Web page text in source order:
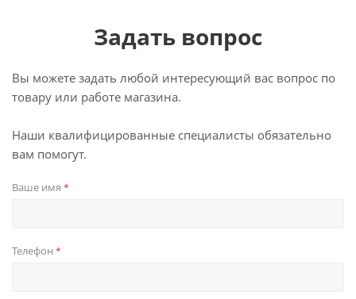
Задать вопрос
Вы можете задать любой интересующий вас вопрос по
товару или работе магазина.
Наши квалифицированные специалисты обязательно
вам помогут.
Ваше имя *
Телефон *